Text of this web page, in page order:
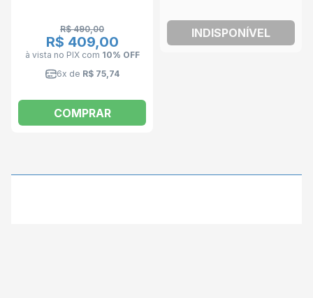
R$ 490,00
R$ 409,00
à vista no PIX com 10% OFF
6x de R$ 75,74
COMPRAR
INDISPONÍVEL